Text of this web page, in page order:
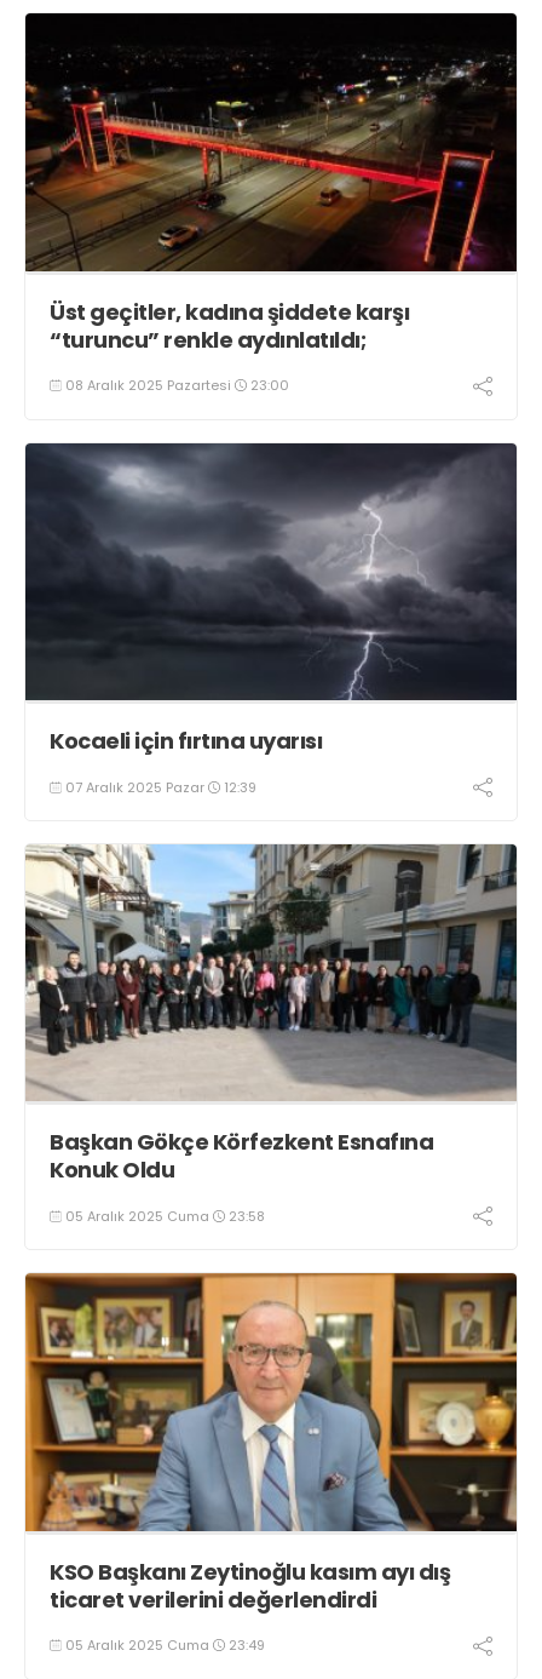
Üst geçitler, kadına şiddete karşı
“turuncu” renkle aydınlatıldı;
08 Aralık 2025 Pazartesi 23:00
Kocaeli için fırtına uyarısı
07 Aralık 2025 Pazar 12:39
Başkan Gökçe Körfezkent Esnafına
Konuk Oldu
05 Aralık 2025 Cuma 23:58
KSO Başkanı Zeytinoğlu kasım ayı dış
ticaret verilerini değerlendirdi
05 Aralık 2025 Cuma 23:49